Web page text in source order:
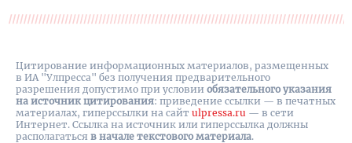
Цитирование информационных материалов, размещенных
в ИА "Улпресса" без получения предварительного
разрешения допустимо при условии обязательного указания
на источник цитирования: приведение ссылки — в печатных
материалах, гиперссылки на cайт ulpressa.ru — в сети
Интернет. Ссылка на источник или гиперссылка должны
располагаться в начале текстового материала.